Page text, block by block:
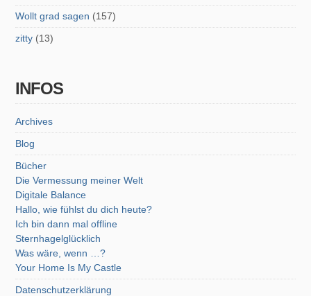
Wollt grad sagen (157)
zitty (13)
INFOS
Archives
Blog
Bücher
Die Vermessung meiner Welt
Digitale Balance
Hallo, wie fühlst du dich heute?
Ich bin dann mal offline
Sternhagelglücklich
Was wäre, wenn …?
Your Home Is My Castle
Datenschutzerklärung